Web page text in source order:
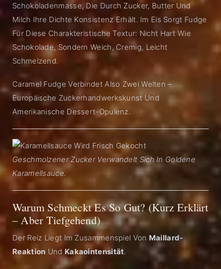
Schokoladenmasse, Die Durch Zucker, Butter Und
Milch Ihre Dichte Konsistenz Erhält. Im Eis Sorgt Fudge
Für Diese Charakteristische Textur: Nicht Hart Wie
Schokolade, Sondern Weich, Cremig, Leicht
Schmelzend.
Caramel Fudge Verbindet Also Zwei Welten –
Europäische Zuckerhandwerkskunst Und
Amerikanische Dessert-Opulenz.
Geschmolzener Zucker Verwandelt Sich In Goldene
Karamellsauce.
Warum Schmeckt Es So Gut? (Kurz Erklärt
– Aber Tiefgehend)
Der Reiz Liegt Im Zusammenspiel Von Maillard-
Reaktion Und Kakaointensität.